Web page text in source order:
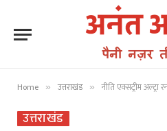
Home » उत्तराखंड » नीति एक्सट्रीम अल्ट्रा रन सीमांत
उत्तराखंड